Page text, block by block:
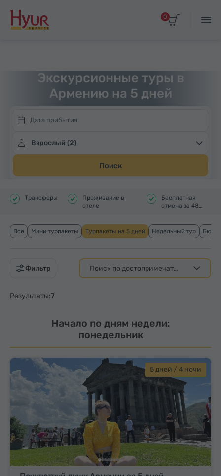
0
Экскурсионные туры в
Армению на 5 дней
Взрослый (2)
Поиск
Трансферы
Проживание в
отеле
Бесплатная
отмена за 48
Все Мини турпакеты Турпакеты на 5 дней Недельный тур
Результаты:7
Фильтр
Начало по дням недели:
понедельник
5 дней / 4 ночи